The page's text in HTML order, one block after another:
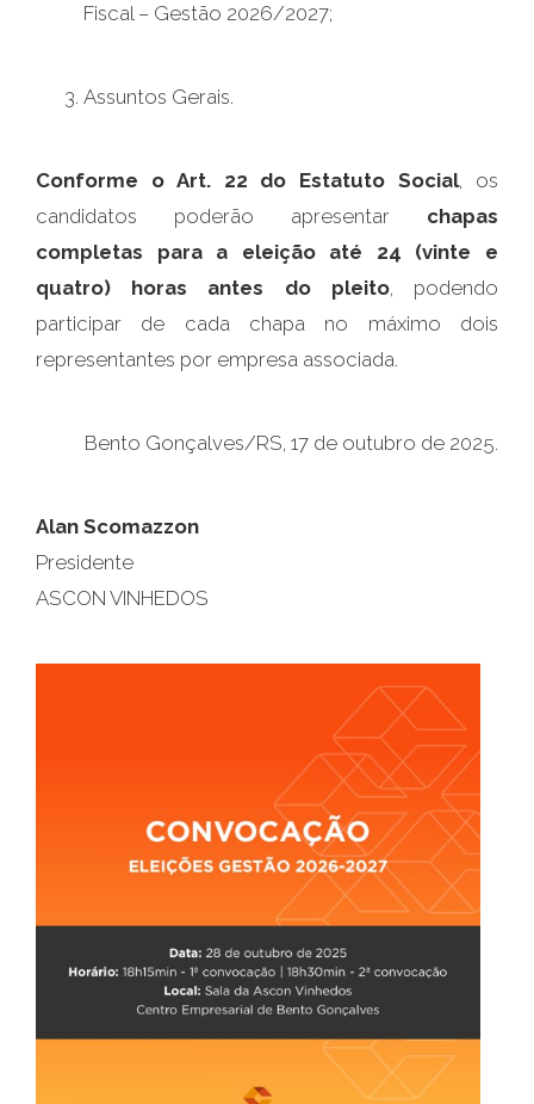
Fiscal – Gestão 2026/2027;
Assuntos Gerais.
Conforme o Art. 22 do Estatuto Social, os
candidatos poderão apresentar chapas
completas para a eleição até 24 (vinte e
quatro) horas antes do pleito, podendo
participar de cada chapa no máximo dois
representantes por empresa associada.
Bento Gonçalves/RS, 17 de outubro de 2025.
Alan Scomazzon
Presidente
ASCON VINHEDOS